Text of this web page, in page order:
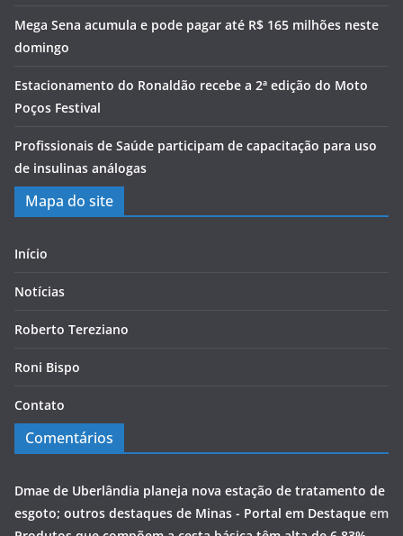
Mega Sena acumula e pode pagar até R$ 165 milhões neste
domingo
Estacionamento do Ronaldão recebe a 2ª edição do Moto
Poços Festival
Profissionais de Saúde participam de capacitação para uso
de insulinas análogas
Mapa do site
Início
Notícias
Roberto Tereziano
Roni Bispo
Contato
Comentários
Dmae de Uberlândia planeja nova estação de tratamento de
esgoto; outros destaques de Minas - Portal em Destaque em